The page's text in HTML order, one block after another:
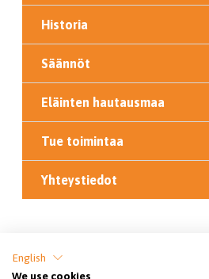
Historia
Säännöt
Eläinten hautausmaa
Tue toimintaa
Yhteystiedot
English
We use cookies